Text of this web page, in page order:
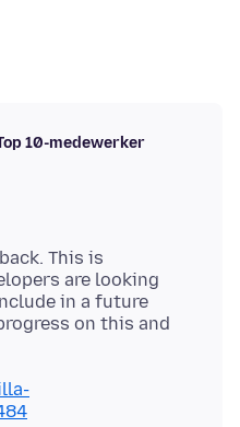
10-medewerker
This is
are looking
in a future
on this and